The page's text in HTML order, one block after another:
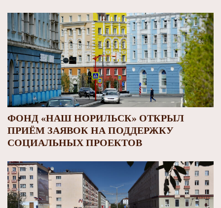
ФОНД «НАШ НОРИЛЬСК» ОТКРЫЛ
ПРИЁМ ЗАЯВОК НА ПОДДЕРЖКУ
СОЦИАЛЬНЫХ ПРОЕКТОВ